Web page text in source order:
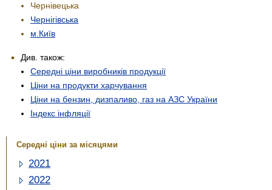
Чернівецька
Чернігівська
м.Київ
Див. також:
Середні ціни виробників продукції
Ціни на продукти харчування
Ціни на бензин, дизпаливо, газ на АЗС України
Індекс інфляції
Середні ціни за місяцями
2021
2022